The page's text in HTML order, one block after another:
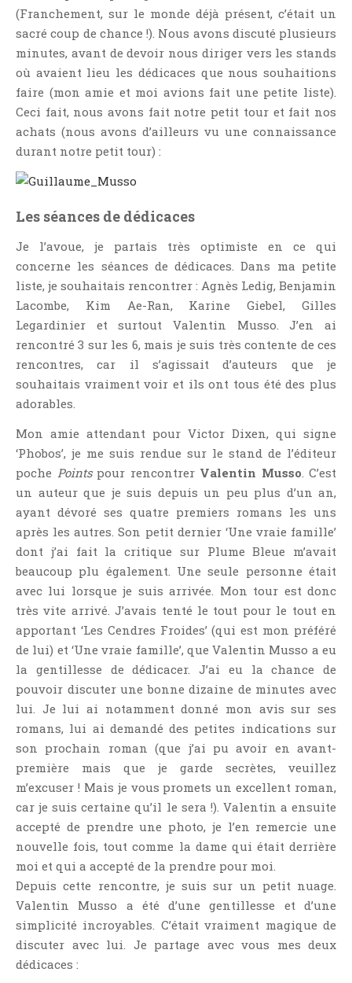
(Franchement, sur le monde déjà présent, c’était un
sacré coup de chance !). Nous avons discuté plusieurs
minutes, avant de devoir nous diriger vers les stands
où avaient lieu les dédicaces que nous souhaitions
faire (mon amie et moi avions fait une petite liste).
Ceci fait, nous avons fait notre petit tour et fait nos
achats (nous avons d’ailleurs vu une connaissance
durant notre petit tour) :
Les séances de dédicaces
Je l’avoue, je partais très optimiste en ce qui
concerne les séances de dédicaces. Dans ma petite
liste, je souhaitais rencontrer : Agnès Ledig, Benjamin
Lacombe, Kim Ae-Ran, Karine Giebel, Gilles
Legardinier et surtout Valentin Musso. J’en ai
rencontré 3 sur les 6, mais je suis très contente de ces
rencontres, car il s’agissait d’auteurs que je
souhaitais vraiment voir et ils ont tous été des plus
adorables.
Mon amie attendant pour Victor Dixen, qui signe
‘Phobos’, je me suis rendue sur le stand de l’éditeur
poche Pointspour rencontrer Valentin Musso . C’est
un auteur que je suis depuis un peu plus d’un an,
ayant dévoré ses quatre premiers romans les uns
après les autres. Son petit dernier ‘Une vraie famille’
dont j’ai fait la critique sur Plume Bleue m’avait
beaucoup plu également. Une seule personne était
avec lui lorsque je suis arrivée. Mon tour est donc
très vite arrivé. J’avais tenté le tout pour le tout en
apportant ‘Les Cendres Froides’ (qui est mon préféré
de lui) et ‘Une vraie famille’, que Valentin Musso a eu
la gentillesse de dédicacer. J’ai eu la chance de
pouvoir discuter une bonne dizaine de minutes avec
lui. Je lui ai notamment donné mon avis sur ses
romans, lui ai demandé des petites indications sur
son prochain roman (que j’ai pu avoir en avant-
première mais que je garde secrètes, veuillez
m’excuser ! Mais je vous promets un excellent roman,
car je suis certaine qu’il le sera !). Valentin a ensuite
accepté de prendre une photo, je l’en remercie une
nouvelle fois, tout comme la dame qui était derrière
moi et qui a accepté de la prendre pour moi.
Depuis cette rencontre, je suis sur un petit nuage.
Valentin Musso a été d’une gentillesse et d’une
simplicité incroyables. C’était vraiment magique de
discuter avec lui. Je partage avec vous mes deux
dédicaces :